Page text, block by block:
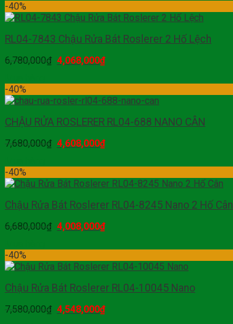
-40%
RL04-7843 Chậu Rửa Bát Roslerer 2 Hố Lệch
6,780,000₫ 4,068,000₫
-40%
CHẬU RỬA ROSLERER RL04-688 NANO CÂN
7,680,000₫ 4,608,000₫
-40%
Chậu Rửa Bát Roslerer RL04-8245 Nano 2 Hố Cân
6,680,000₫ 4,008,000₫
-40%
Chậu Rửa Bát Roslerer RL04-10045 Nano
7,580,000₫ 4,548,000₫